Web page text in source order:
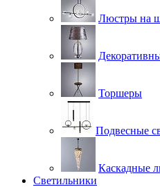
Люстры на
Торшеры
Подвесные
Каскадные
Светильники